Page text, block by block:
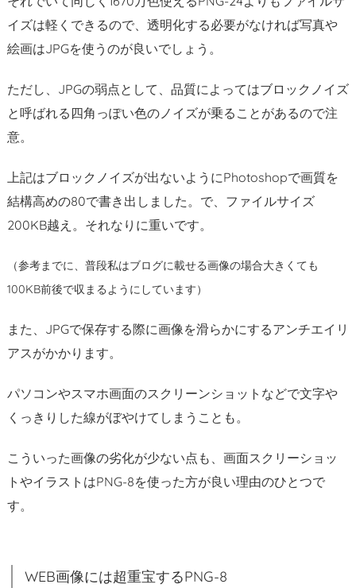
重
宝
す
N
8
2.
-
は
レ
イ
け
れ
オ
イズは軽くできるので、透明化する必要がなければ写真や
絵画はJPGを使うのが良いでしょう。
ただし、JPGの弱点として、品質によってはブロックノイズ
と呼ばれる四角っぽい色のノイズが乗ることがあるので注
意。
上記はブロックノイズが出ないようにPhotoshopで画質を
結構高めの80で書き出しました。で、ファイルサイズ
200KB越え。それなりに重いです。
（参考までに、普段私はブログに載せる画像の場合大きくても
100KB前後で収まるようにしています）
また、JPGで保存する際に画像を滑らかにするアンチエイリ
アスがかかります。
パソコンやスマホ画面のスクリーンショットなどで文字や
くっきりした線がぼやけてしまうことも。
こういった画像の劣化が少ない点も、画面スクリーショッ
トやイラストはPNG-8を使った方が良い理由のひとつで
す。
WEB画像には超重宝するPNG-8